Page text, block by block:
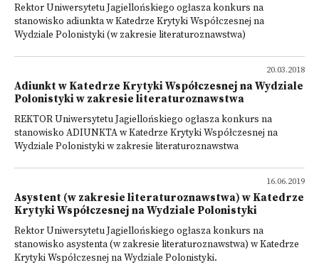
Rektor Uniwersytetu Jagiellońskiego ogłasza konkurs na
stanowisko adiunkta w Katedrze Krytyki Współczesnej na
Wydziale Polonistyki (w zakresie literaturoznawstwa)
20.03.2018
Adiunkt w Katedrze Krytyki Współczesnej na Wydziale
Polonistyki w zakresie literaturoznawstwa
REKTOR Uniwersytetu Jagiellońskiego ogłasza konkurs na
stanowisko ADIUNKTA w Katedrze Krytyki Współczesnej na
Wydziale Polonistyki w zakresie literaturoznawstwa
16.06.2019
Asystent (w zakresie literaturoznawstwa) w Katedrze
Krytyki Współczesnej na Wydziale Polonistyki
Rektor Uniwersytetu Jagiellońskiego ogłasza konkurs na
stanowisko asystenta (w zakresie literaturoznawstwa) w Katedrze
Krytyki Współczesnej na Wydziale Polonistyki.